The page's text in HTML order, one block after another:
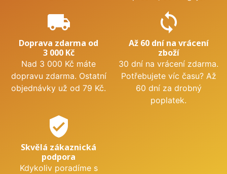
local_shipping
Doprava zdarma od
3 000 Kč
Nad 3 000 Kč máte
dopravu zdarma. Ostatní
objednávky už od 79 Kč.
sync
Až 60 dní na vrácení
zboží
30 dní na vrácení zdarma.
Potřebujete víc času? Až
60 dní za drobný
poplatek.
verified_user
Skvělá zákaznická
podpora
Kdykoliv poradíme s